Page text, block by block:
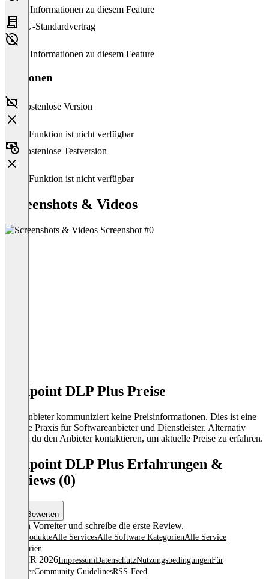
Keine Informationen zu diesem Feature
EU-Standardvertrag
Keine Informationen zu diesem Feature
Versionen
Kostenlose Version
Diese Funktion ist nicht verfügbar
Kostenlose Testversion
Diese Funktion ist nicht verfügbar
Screenshots & Videos
Endpoint DLP Plus Preise
Der Anbieter kommuniziert keine Preisinformationen. Dies ist eine
übliche Praxis für Softwareanbieter und Dienstleister. Alternativ
kannst du den Anbieter kontaktieren, um aktuelle Preise zu erfahren.
Endpoint DLP Plus Erfahrungen &
Reviews (0)
Bewerten
Sei ein Vorreiter und schreibe die erste Review.
Alle ProdukteAlle ServicesAlle Software KategorienAlle Service
Kategorien
© OMR 2026ImpressumDatenschutzNutzungsbedingungenFür
AnbieterCommunity GuidelinesRSS-Feed